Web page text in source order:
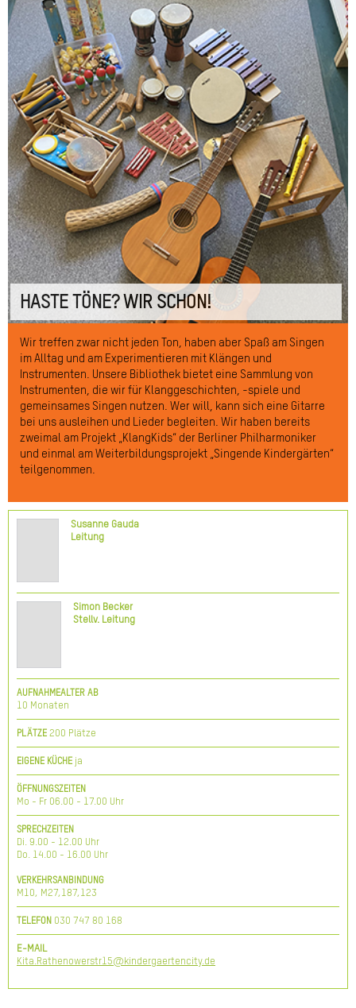
HASTE TÖNE? WIR SCHON!
Wir treffen zwar nicht jeden Ton, haben aber Spaß am Singen
im Alltag und am Experimentieren mit Klängen und
Instrumenten. Unsere Bibliothek bietet eine Sammlung von
Instrumenten, die wir für Klanggeschichten, -spiele und
gemeinsames Singen nutzen. Wer will, kann sich eine Gitarre
bei uns ausleihen und Lieder begleiten. Wir haben bereits
zweimal am Projekt „KlangKids“ der Berliner Philharmoniker
und einmal am Weiterbildungsprojekt „Singende Kindergärten“
teilgenommen.
Susanne Gauda
Leitung
Simon Becker
Stellv. Leitung
AUFNAHMEALTER AB
10 Monaten
PLÄTZE 200 Plätze
EIGENE KÜCHE ja
ÖFFNUNGSZEITEN
Mo - Fr 06.00 - 17.00 Uhr
SPRECHZEITEN
Di. 9.00 - 12.00 Uhr
Do. 14.00 - 16.00 Uhr
VERKEHRSANBINDUNG
M10, M27,187,123
TELEFON 030 747 80 168
E-MAIL
Kita.Rathenowerstr15@kindergaertencity.de